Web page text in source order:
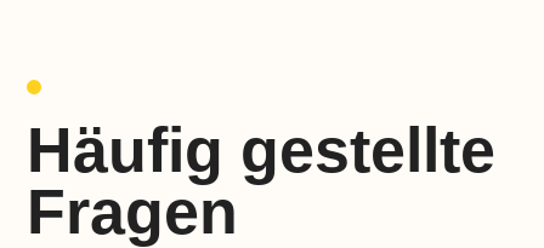
Häufig gestellte
Fragen